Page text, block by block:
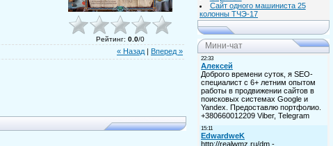
Рейтинг: 0.0/0
« Назад Вперед »
Сайт одного машиниста 25
колонны ТЧЭ-17
Мини-чат